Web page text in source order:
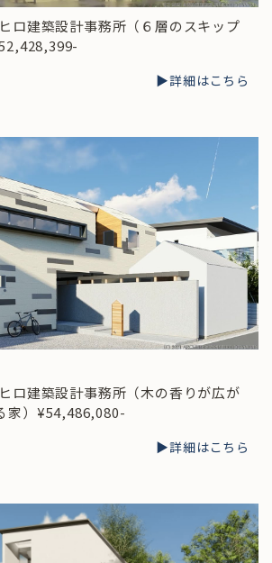
ロ建築設計事務所（６層のスキップ
▶︎詳細はこちら
ロ建築設計事務所（木の香りが広が
家）¥54,486,080-
▶︎詳細はこちら